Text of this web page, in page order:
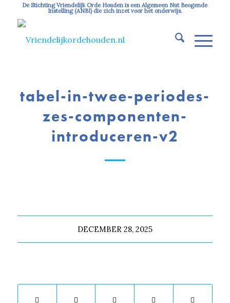
De Stichting Vriendelijk Orde Houden is een Algemeen Nut Beogende
Instelling (ANBI) die zich inzet voor het onderwijs.
tabel-in-twee-periodes-
zes-componenten-
introduceren-v2
DECEMBER 28, 2025